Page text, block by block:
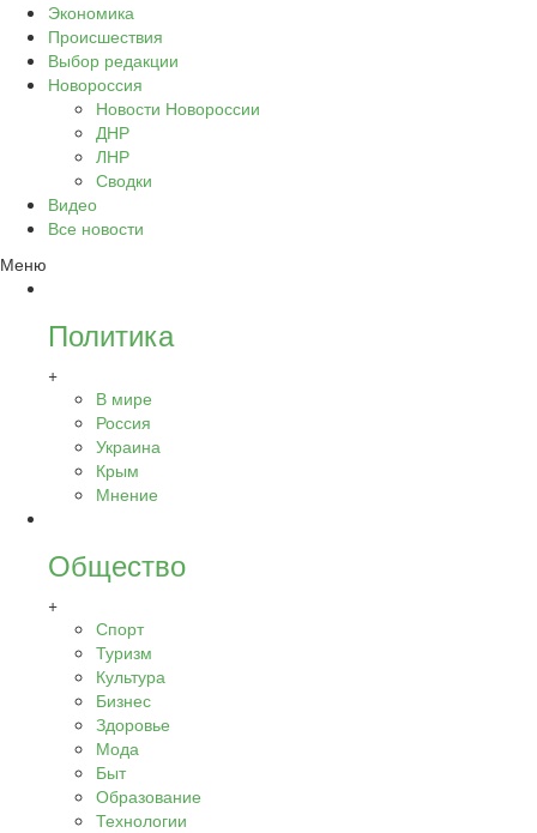
Экономика
Происшествия
Выбор редакции
Новороссия
Новости Новороссии
ДНР
ЛНР
Сводки
Видео
Все новости
Меню
Политика
+
В мире
Россия
Украина
Крым
Мнение
Общество
+
Спорт
Туризм
Культура
Бизнес
Здоровье
Мода
Быт
Образование
Технологии